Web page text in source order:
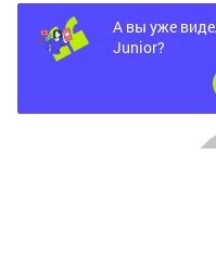
А вы уже
Junior?